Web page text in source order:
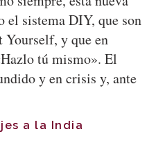
el sistema DIY, que son
Yourself, y que en
tú mismo». El
y en crisis y, ante
a la India